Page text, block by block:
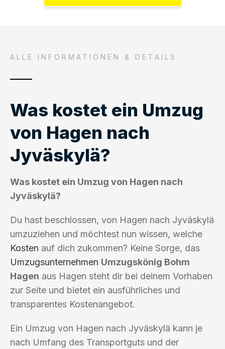
ALLE INFORMATIONEN & DETAILS
Was kostet ein Umzug
von Hagen nach
Jyväskylä?
Was kostet ein Umzug von Hagen nach
Jyväskylä?
Du hast beschlossen, von Hagen nach Jyväskylä
umzuziehen und möchtest nun wissen, welche
Kosten auf dich zukommen? Keine Sorge, das
Umzugsunternehmen Umzugskönig Bohm
Hagen aus Hagen steht dir bei deinem Vorhaben
zur Seite und bietet ein ausführliches und
transparentes Kostenangebot.
Ein Umzug von Hagen nach Jyväskylä kann je
nach Umfang des Transportguts und der